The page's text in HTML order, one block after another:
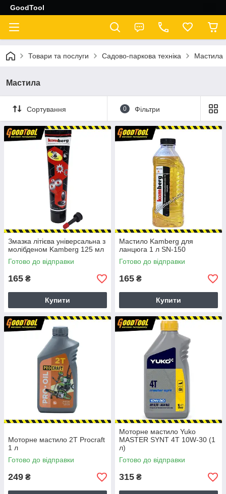
GoodTool
Товари та послуги Садово-паркова техніка Мастила
Мастила
Сортування 0 Фільтри
Змазка літієва універсальна з
молібденом Kamberg 125 мл
Готово до відправки
165 ₴
Купити
Мастило Kamberg для
ланцюга 1 л SN-150
Готово до відправки
165 ₴
Купити
Моторне мастило 2T Procraft
1 л
Готово до відправки
249 ₴
Моторне мастило Yuko
MASTER SYNT 4T 10W-30 (1
л)
Готово до відправки
315 ₴